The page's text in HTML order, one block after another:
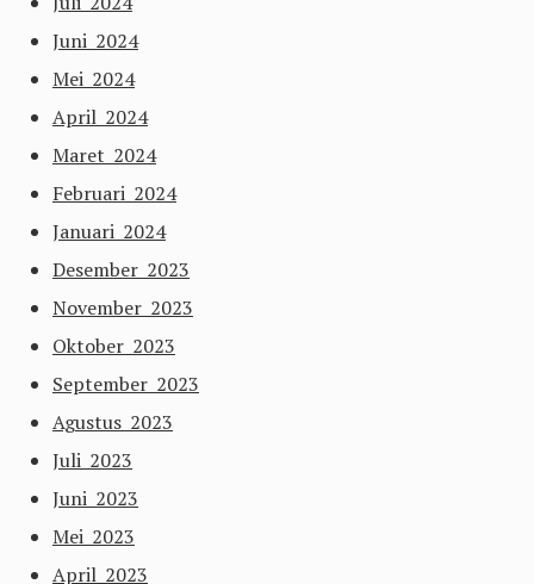
Juni 2024
Mei 2024
April 2024
Maret 2024
Februari 2024
Januari 2024
Desember 2023
November 2023
Oktober 2023
September 2023
Agustus 2023
Juli 2023
Juni 2023
Mei 2023
April 2023